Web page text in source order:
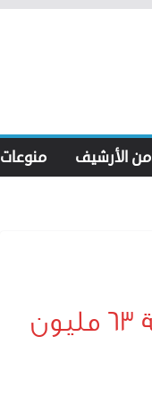
من الأرشيف منوعات
مدير أعمال هيفاء وهبي محمد وزيري متهم بسرقة ٦٣ مليون